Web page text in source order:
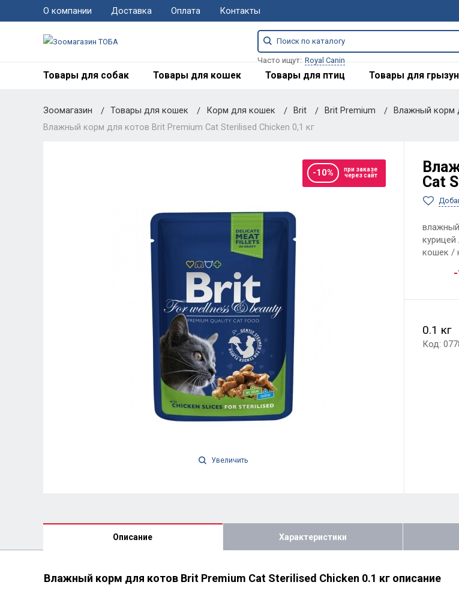
О компании Доставка Оплата Контакты
Часто ищут: Royal Canin
Товары для собак Товары для кошек Товары для птиц Товары для
Зоомагазин Товары для кошек Корм для кошек Brit Brit Premium
Влажный корм
Влажный корм для котов Brit Premium Cat Sterilised Chicken 0,1 кг
-10%
при заказе
через сайт
Увеличить
Cat
кошек /
0.1 кг
Код:
Описание Характеристики
Влажный корм для котов Brit Premium Cat Sterilised Chicken 0.1 кг описание